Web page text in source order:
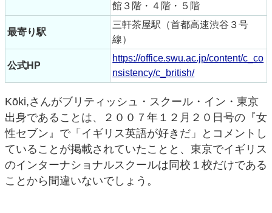
館３階・４階・５階
最寄り駅
三軒茶屋駅（首都高速渋谷３号
線）
公式HP
https://office.swu.ac.jp/content/c_co
nsistency/c_british/
Kōki,さんがブリティッシュ・スクール・イン・東京
出身であることは、２００７年１２月２０日号の『女
性セブン』で「イギリス英語が好きだ」とコメントし
ていることが掲載されていたことと、東京でイギリス
のインターナショナルスクールは同校１校だけである
ことから間違いないでしょう。